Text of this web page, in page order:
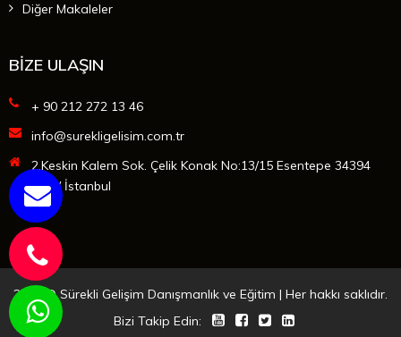
Diğer Makaleler
BİZE ULAŞIN
+ 90 212 272 13 46
info@surekligelisim.com.tr
2.Keskin Kalem Sok. Çelik Konak No:13/15 Esentepe 34394
Şişli / İstanbul
2025 © Sürekli Gelişim Danışmanlık ve Eğitim | Her hakkı saklıdır.
Bizi Takip Edin: